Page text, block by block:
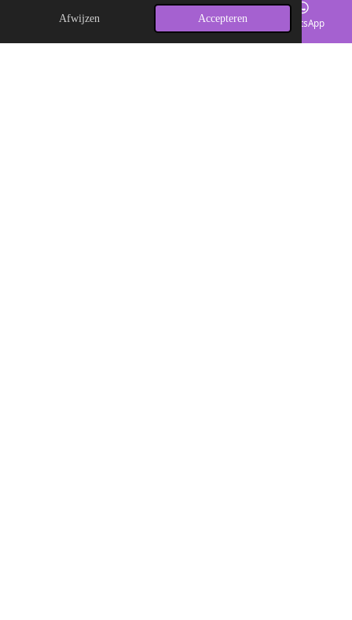
Afwijzen Accepteren
E-mailadres Facebook WhatsApp